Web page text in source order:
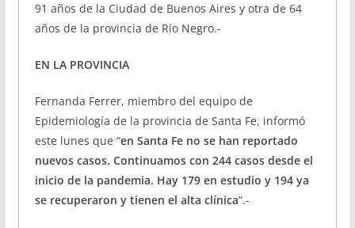
91 años de la Ciudad de Buenos Aires y otra de 64
años de la provincia de Río Negro.-
EN LA PROVINCIA
Fernanda Ferrer, miembro del equipo de
Epidemiología de la provincia de Santa Fe, informó
este lunes que “en Santa Fe no se han reportado
nuevos casos. Continuamos con 244 casos desde el
inicio de la pandemia. Hay 179 en estudio y 194 ya
se recuperaron y tienen el alta clínica”.-